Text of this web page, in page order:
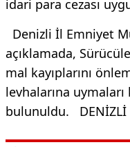
idari para cezası
Denizli İl Emniyet
açıklamada,
mal kayıplarını
levhalarına
bulunuldu. DENİZLİ